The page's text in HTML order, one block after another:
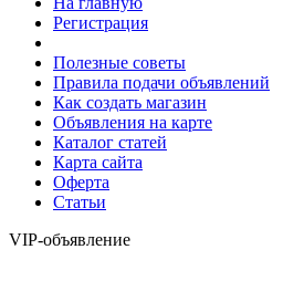
Регистрация
Полезные советы
Правила подачи объявлений
Как создать магазин
Объявления на карте
Каталог статей
Карта сайта
Оферта
Статьи
VIP-объявление